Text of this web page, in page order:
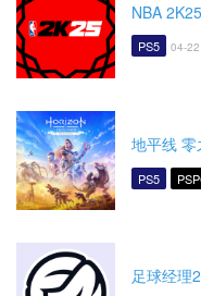
NBA 2K25
PS5 04-
地平线
PS5
足球经理